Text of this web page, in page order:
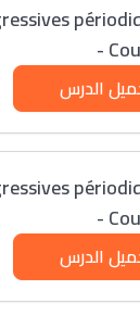
-
الدرس
-
الدرس